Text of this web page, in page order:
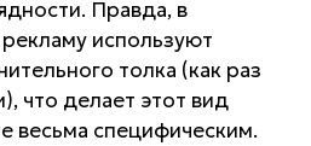
Правда, в
используют
толка (как раз
что делает этот вид
весьма специфическим.